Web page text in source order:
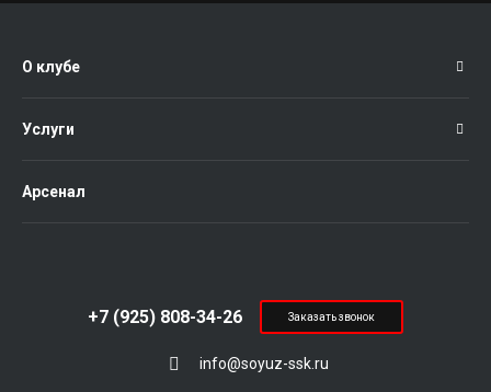
О клубе
Услуги
Арсенал
info@soyuz-ssk.ru
+7 (925) 808-34-26 Заказать звонок